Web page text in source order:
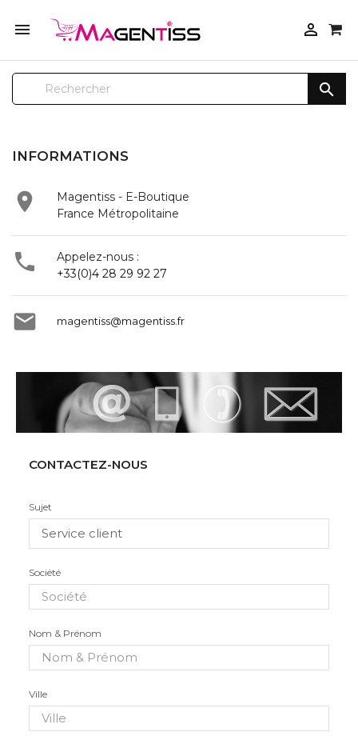
 

INFORMATIONS

Magentiss - E-Boutique
France Métropolitaine

Appelez-nous :
+33(0)4 28 29 92 27
 magentiss@magentiss.fr
CONTACTEZ-NOUS
Sujet
Société
Nom & Prénom
Ville